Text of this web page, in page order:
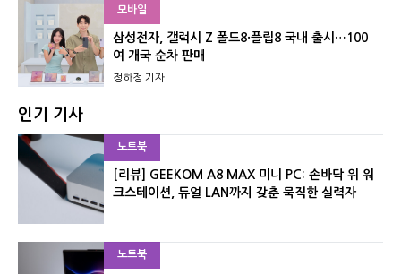
모바일
삼성전자, 갤럭시 Z 폴드8·플립8 국내 출시…100
여 개국 순차 판매
정하정 기자
인기 기사
노트북
[리뷰] GEEKOM A8 MAX 미니 PC: 손바닥 위 워
크스테이션, 듀얼 LAN까지 갖춘 묵직한 실력자
노트북